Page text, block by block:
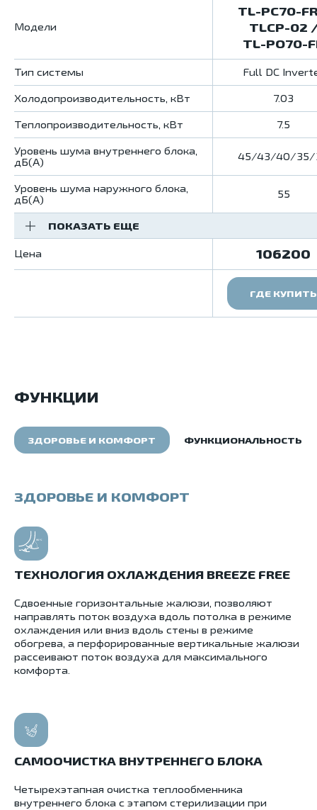
Модели
TL-PC70-
TLCP-02
TL-PO70-
Тип системы Full DC
Холодопроизводительность, кВт 7.03
Теплопроизводительность, кВт 7.5
Уровень шума внутреннего блока,
дБ(А)
45/43/40/35/
Уровень шума наружного блока,
дБ(А)
55
ПОКАЗАТЬ ЕЩЕ
Цена 106200
ГДЕ КУПИТЬ
ФУНКЦИИ
ЗДОРОВЬЕ И КОМФОРТ ФУНКЦИОНАЛЬНОСТЬ
ЗДОРОВЬЕ И КОМФОРТ
ТЕХНОЛОГИЯ ОХЛАЖДЕНИЯ BREEZE FREE
Сдвоенные горизонтальные жалюзи, позволяют
направлять поток воздуха вдоль потолка в режиме
охлаждения или вниз вдоль стены в режиме
обогрева, а перфорированные вертикальные жалюзи
рассеивают поток воздуха для максимального
комфорта.
САМООЧИСТКА ВНУТРЕННЕГО БЛОКА
Четырехэтапная очистка теплообменника
внутреннего блока с этапом стерилизации при